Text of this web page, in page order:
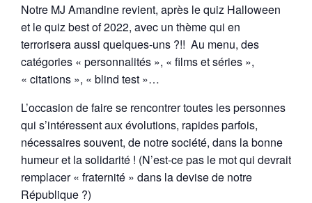
Notre MJ Amandine revient, après le quiz Halloween
et le quiz best of 2022, avec un thème qui en
terrorisera aussi quelques-uns ?!! Au menu, des
catégories « personnalités », « films et séries »,
« citations », « blind test »…
L’occasion de faire se rencontrer toutes les personnes
qui s’intéressent aux évolutions, rapides parfois,
nécessaires souvent, de notre société, dans la bonne
humeur et la solidarité ! (N’est-ce pas le mot qui devrait
remplacer « fraternité » dans la devise de notre
République ?)